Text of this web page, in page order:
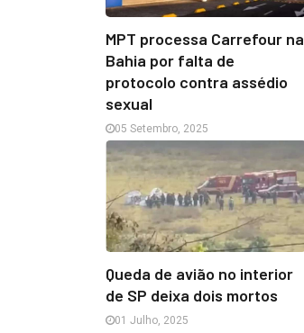
MPT processa Carrefour na
Bahia por falta de
protocolo contra assédio
sexual
05 Setembro, 2025
Queda de avião no interior
de SP deixa dois mortos
01 Julho, 2025